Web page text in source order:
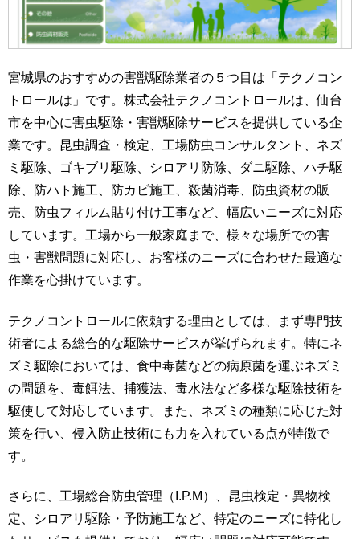
宮城県のおすすめの害獣駆除業者の５つ目は「テクノコン
トロールは」です。株式会社テクノコントロールは、仙台
市を中心に害虫駆除・害獣駆除サービスを提供している企
業です。昆虫調査・検定、工場防虫コンサルタント、ネズ
ミ駆除、ゴキブリ駆除、シロアリ防除、ダニ駆除、ハチ駆
除、防ハト施工、防カビ施工、殺菌消毒、防虫資材の販
売、防虫フィルム貼り付け工事など、幅広いニーズに対応
しています。工場から一般家庭まで、様々な場所での害
虫・害獣問題に対応し、お客様のニーズに合わせた最適な
作業を心掛けています。
テクノコントロールに依頼する理由としては、まず専門技
術者による総合的な駆除サービスが挙げられます。特にネ
ズミ駆除においては、食中毒菌などの病原菌を運ぶネズミ
の問題を、毒餌法、捕獲法、毒水法など多様な駆除技術を
駆使して対応しています。また、ネズミの種類に応じた対
策を行い、侵入防止技術にも力を入れている点が特徴で
す。
さらに、工場総合防虫管理（I.P.M）、昆虫検定・異物検
定、シロアリ駆除・予防施工など、特定のニーズに特化し